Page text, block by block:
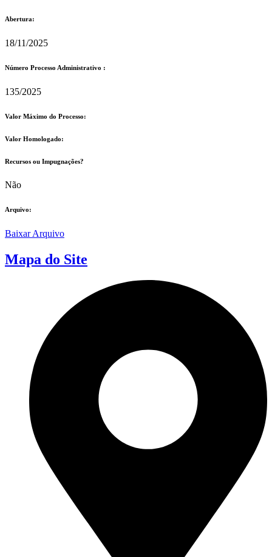
Abertura:
18/11/2025
Número Processo Administrativo :
135/2025
Valor Máximo do Processo: ​
Valor Homologado: ​
Recursos ou Impugnações? ​
Não
Arquivo:
Baixar Arquivo
Mapa do Site